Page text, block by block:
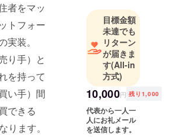
者をマッ
トフォー
実装。
り手）と
を持って
い手）間
できる
ります。
目標金額
未達でも
リターン
が届きま
す(All-in
方式)
10,000円 残り1,000
代表から一人一
人にお礼メール
を送信します。